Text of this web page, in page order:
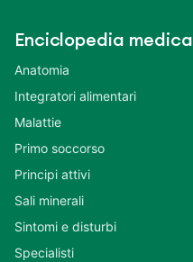
Enciclopedia medica
Anatomia
Integratori alimentari
Malattie
Primo soccorso
Principi attivi
Sali minerali
Sintomi e disturbi
Specialisti